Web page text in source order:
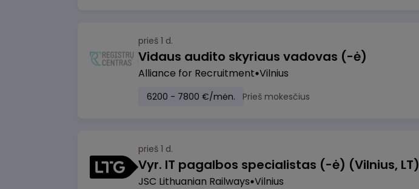
prieš 1 d.
Vidaus audito skyriaus vadovas (-ė)
Alliance for Recruitment Vilnius
6200 - 7800 €/mėn. Prieš mokesčius
prieš 1 d.
Vyr. IT pagalbos specialistas (-ė) (Vilnius, LT)
JSC Lithuanian Railways Vilnius